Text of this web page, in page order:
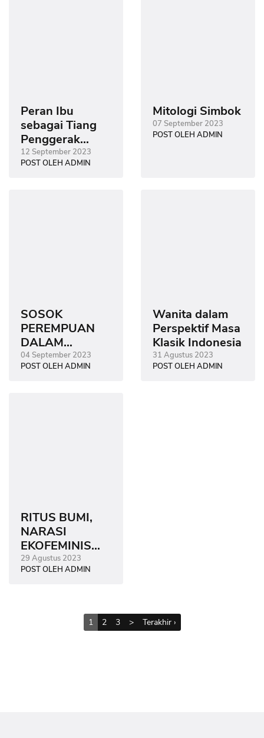
Peran Ibu
sebagai Tiang
Penggerak
Dunia Modern
12 September 2023
POST OLEH ADMIN
Mitologi Simbok
07 September 2023
POST OLEH ADMIN
SOSOK
PEREMPUAN
DALAM
NASKAH
HIKAYAT
04 September 2023
POST OLEH ADMIN
Wanita dalam
Perspektif Masa
Klasik Indonesia
31 Agustus 2023
POST OLEH ADMIN
RITUS BUMI,
NARASI
EKOFEMINIS
DALAM KARYA
LUKIS
29 Agustus 2023
POST OLEH ADMIN
1 2 3 > Terakhir ›